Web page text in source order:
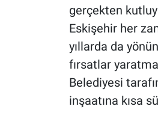
gerçekten
Eskişehir her
yıllarda da
fırsatlar
Belediyesi
inşaatına kısa